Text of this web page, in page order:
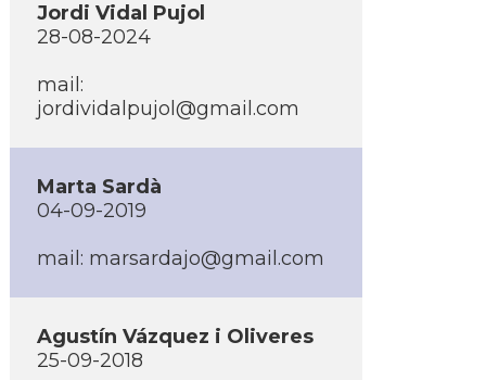
Jordi Vidal Pujol
28-08-2024
mail:
jordividalpujol@gmail.com
Marta Sardà
04-09-2019
mail: marsardajo@gmail.com
Agustí­n Vázquez i Oliveres
25-09-2018